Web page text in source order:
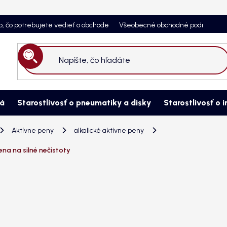
čo potrebujete vedieť o obchode Všeobecné obchodné podmienky
Hľadať
Starostlivosť o pneumatiky a disky Starostlivosť o
Aktívne peny alkalické aktívne peny
na silné nečistoty